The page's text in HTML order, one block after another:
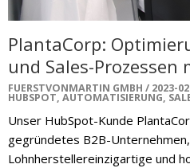
PlantaCorp:
und Sales-Prozessen
FUERSTVONMARTIN GMBH 2023-
HUBSPOT, AUTOMATISIERUNG,
Unser HubSpot-Kunde
gegründetes B2B-
Lohnherstellereinzigartige und